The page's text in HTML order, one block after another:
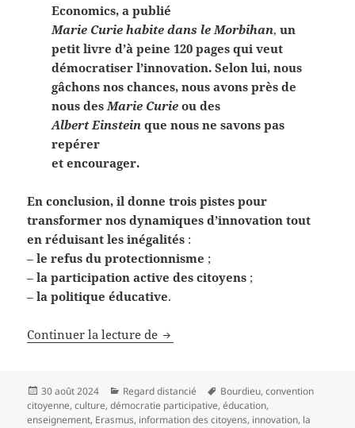
Economics, a publié
Marie Curie habite dans le Morbihan, un
petit livre d’à peine 120 pages qui veut
démocratiser l’innovation. Selon lui, nous
gâchons nos chances, nous avons près de
nous des Marie Curie ou des
Albert Einstein que nous ne savons pas
repérer
et encourager.
En conclusion, il donne trois pistes pour
transformer nos dynamiques d’innovation tout
en réduisant les inégalités :
–le refus du protectionnisme ;
–la participation active des citoyens ;
–la politique éducative.
Continuer la lecture de Où habite Marie Curie?
Publié
le
30 août 2024 Catégories
Regard distancié
Mots-
clés
Bourdieu,convention
citoyenne,culture,démocratie participative,éducation,
enseignement, Erasmus, information des citoyens, innovation, la